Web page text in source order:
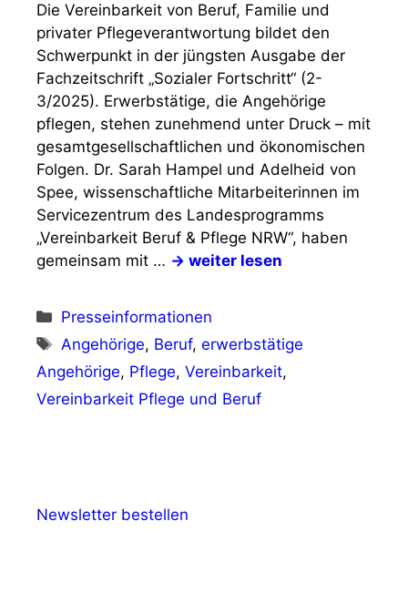
Die Vereinbarkeit von Beruf, Familie und
privater Pflegeverantwortung bildet den
Schwerpunkt in der jüngsten Ausgabe der
Fachzeitschrift „Sozialer Fortschritt“ (2-
3/2025). Erwerbstätige, die Angehörige
pflegen, stehen zunehmend unter Druck – mit
gesamtgesellschaftlichen und ökonomischen
Folgen. Dr. Sarah Hampel und Adelheid von
Spee, wissenschaftliche Mitarbeiterinnen im
Servicezentrum des Landesprogramms
„Vereinbarkeit Beruf & Pflege NRW“, haben
gemeinsam mit … → weiter lesen
Kategorien
Presseinformationen
Schlagwörter
Angehörige, Beruf,erwerbstätige
Angehörige, Pflege, Vereinbarkeit,
Vereinbarkeit Pflege und Beruf
Newsletter bestellen